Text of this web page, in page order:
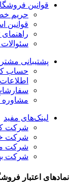
قوانین
حریم
قوانین
پشتیبانی
حساب
مشاوره
لینک‌های مفید
شرکت
شرکت
شرکت
شرکت
نمادهای اعتبار